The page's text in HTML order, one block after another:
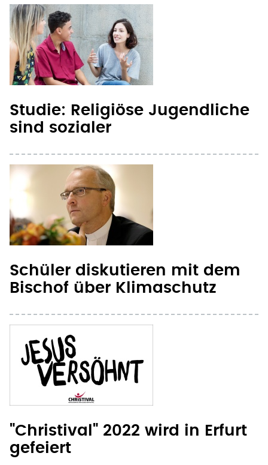
Studie: Religiöse Jugendliche
sind sozialer
Schüler diskutieren mit dem
Bischof über Klimaschutz
"Christival" 2022 wird in Erfurt
gefeiert